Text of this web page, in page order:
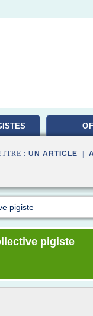
: UN ARTICLE
pigiste
pigiste